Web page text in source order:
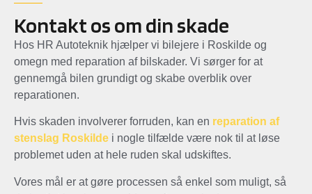
Kontakt os om din skade
Hos HR Autoteknik hjælper vi bilejere i Roskilde og
omegn med reparation af bilskader. Vi sørger for at
gennemgå bilen grundigt og skabe overblik over
reparationen.
Hvis skaden involverer forruden, kan en reparation af
stenslag Roskilde i nogle tilfælde være nok til at løse
problemet uden at hele ruden skal udskiftes.
Vores mål er at gøre processen så enkel som muligt, så